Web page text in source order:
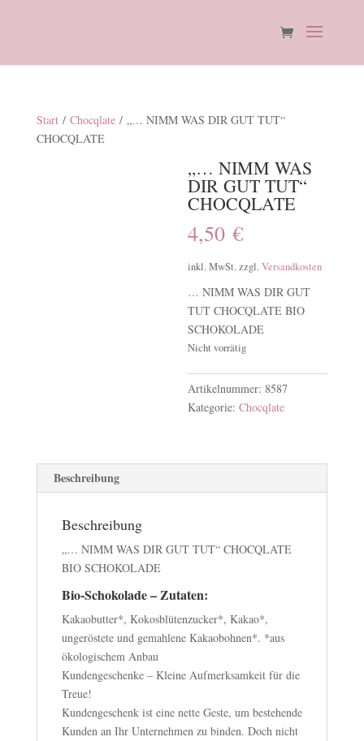
Start/ Chocqlate/ „… NIMM WAS DIR GUT TUT“
CHOCQLATE
„… NIMM WAS
DIR GUT TUT“
CHOCQLATE
4,50€
inkl. MwSt. zzgl.Versandkosten
… NIMM WAS DIR GUT
TUT CHOCQLATE BIO
SCHOKOLADE
Nicht vorrätig
Artikelnummer: 8587
Kategorie:Chocqlate
Beschreibung
Beschreibung
„… NIMM WAS DIR GUT TUT“ CHOCQLATE
BIO SCHOKOLADE
Bio-Schokolade – Zutaten:
Kakaobutter*, Kokosblütenzucker*, Kakao*,
ungeröstete und gemahlene Kakaobohnen*. *aus
ökologischem Anbau
Kundengeschenke – Kleine Aufmerksamkeit für die
Treue!
Kundengeschenk ist eine nette Geste, um bestehende
Kunden an Ihr Unternehmen zu binden. Doch nicht